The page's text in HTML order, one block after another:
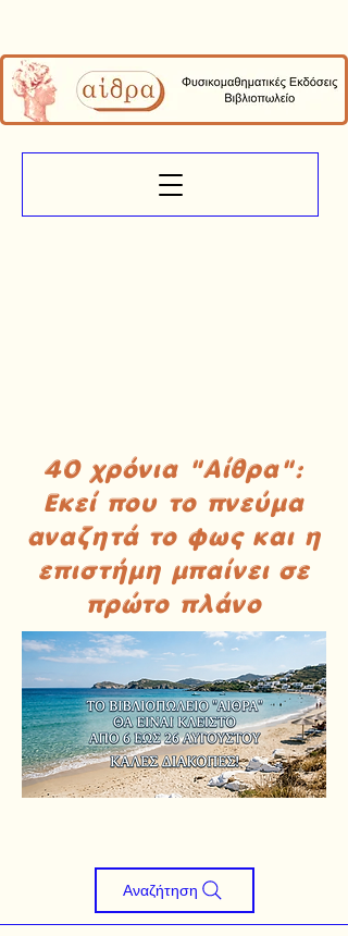
40 χρόνια "Αίθρα":
Εκεί που το πνεύμα
αναζητά το φως και η
επιστήμη μπαίνει σε
πρώτο πλάνο
Αναζήτηση